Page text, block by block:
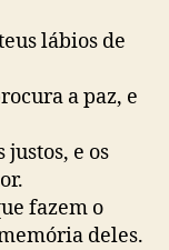
lábios de
a paz, e
justos, e os
fazem o
deles.